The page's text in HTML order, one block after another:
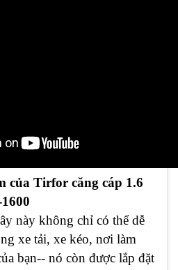
của Tirfor căng cáp 1.6
này không chỉ có thể dễ
xe tải, xe kéo, nơi làm
bạn-- nó còn được lắp đặt